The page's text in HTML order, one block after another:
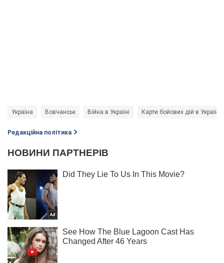
Україна Вовчанськ Війна в Україні Карти бойових дій в Україні
Редакційна політика